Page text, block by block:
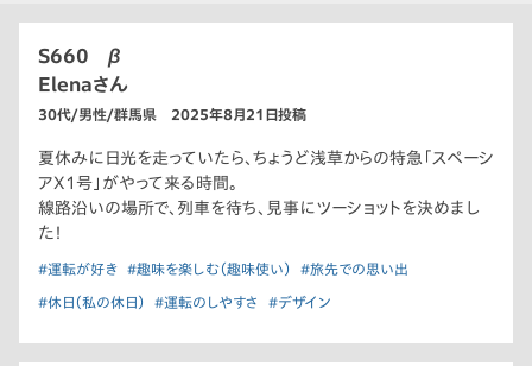
S660 β
Elenaさん
30代/男性/群馬県 2025年8月21日投稿
夏休みに日光を走っていたら、ちょうど浅草からの特急「スペーシ
アX1号」がやって来る時間。
線路沿いの場所で、列車を待ち、見事にツーショットを決めまし
た！
#運転が好き #趣味を楽しむ（趣味使い） #旅先での思い出
#休日（私の休日） #運転のしやすさ #デザイン